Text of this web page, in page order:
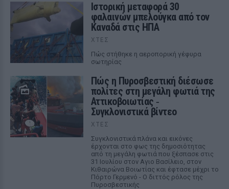
Ιστορική μεταφορά 30
φαλαινών μπελούγκα από τον
Καναδά στις ΗΠΑ
ΧΤΕΣ
Πώς στήθηκε η αεροπορική γέφυρα
σωτηρίας
Πώς η Πυροσβεστική διέσωσε
πολίτες στη μεγάλη φωτιά της
Αττικοβοιωτίας ‑
Συγκλονιστικά βίντεο
ΧΤΕΣ
Συγκλονιστικά πλάνα και εικόνες
έρχονται στο φως της δημοσιότητας
από τη μεγάλη φωτιά που ξέσπασε στις
31 Ιουλίου στον Αγιο Βασίλειο, στον
Κιθαιρώνα Βοιωτίας και έφτασε μέχρι το
Πόρτο Γερμενό - Ο διττός ρόλος της
Πυροσβεστικής